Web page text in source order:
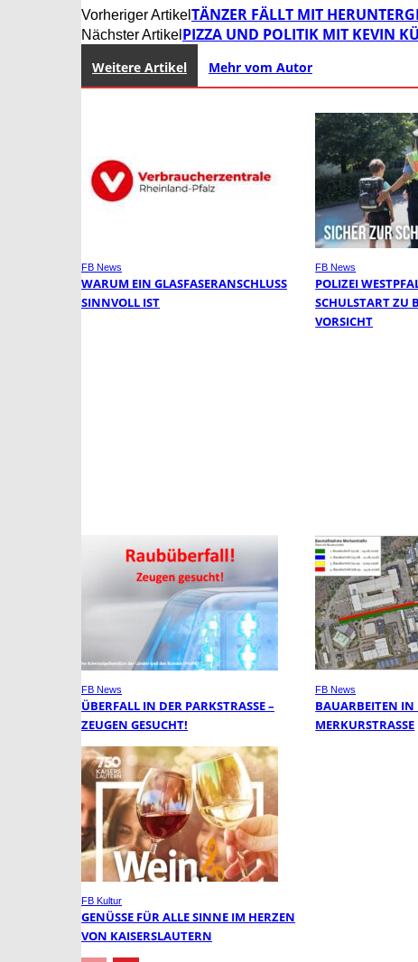
Vorheriger Artikel TÄNZER FÄLLT MIT
Nächster Artikel PIZZA UND POLITIK MIT KEVIN
Weitere Artikel Mehr vom Autor
FB News
WARUM EIN GLASFASERANSCHLUSS
SINNVOLL IST
FB News
POLIZEI
SCHULSTART ZU
VORSICHT
FB News
ÜBERFALL IN DER PARKSTRASSE – Z
EUGEN GESUCHT!
FB News
BAUARBEITEN IN
MERKURSTRASSE
FB Kultur
GENÜSSE FÜR ALLE SINNE IM HERZEN
VON KAISERSLAUTERN